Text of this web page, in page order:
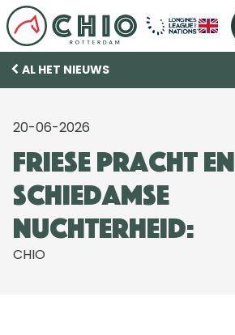
AL HET NIEUWS
20-06-2026
Friese pracht en
Schiedamse
nuchterheid:
CHIO